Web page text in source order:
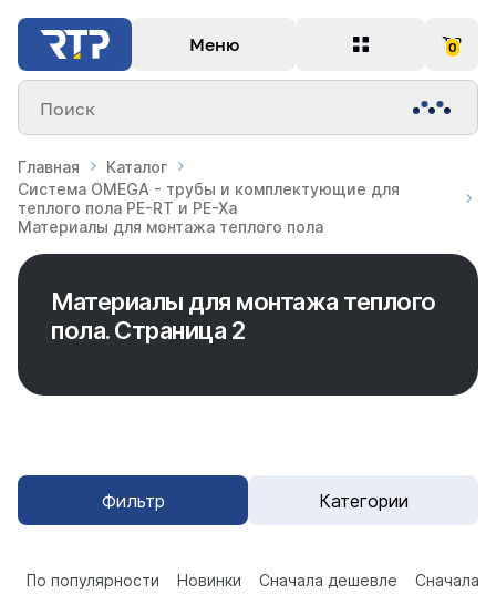
Меню 0
Поиск
Главная
Каталог
Система OMEGA - трубы и комплектующие для
теплого пола PE-RT и PE-Xa
Материалы для монтажа теплого пола
Материалы для монтажа теплого
пола. Страница 2
Фильтр Категории
По популярности Новинки Сначала дешевле Сначала